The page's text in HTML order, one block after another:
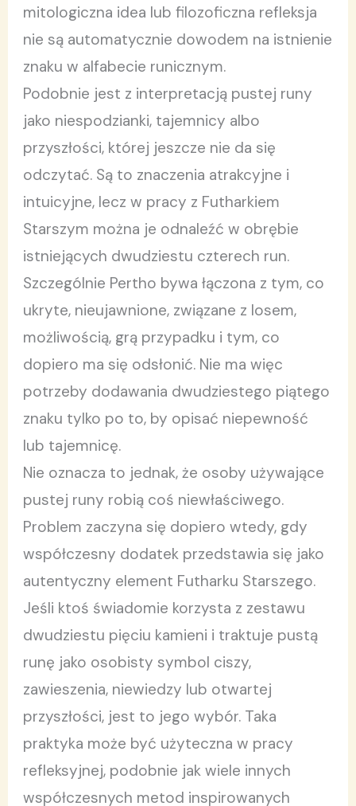
mitologiczna idea lub filozoficzna refleksja
nie są automatycznie dowodem na istnienie
znaku w alfabecie runicznym.
Podobnie jest z interpretacją pustej runy
jako niespodzianki, tajemnicy albo
przyszłości, której jeszcze nie da się
odczytać. Są to znaczenia atrakcyjne i
intuicyjne, lecz w pracy z Futharkiem
Starszym można je odnaleźć w obrębie
istniejących dwudziestu czterech run.
Szczególnie Pertho bywa łączona z tym, co
ukryte, nieujawnione, związane z losem,
możliwością, grą przypadku i tym, co
dopiero ma się odsłonić. Nie ma więc
potrzeby dodawania dwudziestego piątego
znaku tylko po to, by opisać niepewność
lub tajemnicę.
Nie oznacza to jednak, że osoby używające
pustej runy robią coś niewłaściwego.
Problem zaczyna się dopiero wtedy, gdy
współczesny dodatek przedstawia się jako
autentyczny element Futharku Starszego.
Jeśli ktoś świadomie korzysta z zestawu
dwudziestu pięciu kamieni i traktuje pustą
runę jako osobisty symbol ciszy,
zawieszenia, niewiedzy lub otwartej
przyszłości, jest to jego wybór. Taka
praktyka może być użyteczna w pracy
refleksyjnej, podobnie jak wiele innych
współczesnych metod inspirowanych